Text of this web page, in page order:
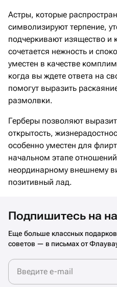
Астры, которые
символизируют терпение,
подчеркивают изящество и
сочетается нежность и
уместен в качестве
когда вы ждете ответа на
помогут выразить
размолвки.
Герберы позволяют
открытость,
особенно уместен для
начальном этапе
неординарному внешнему
позитивный лад.
Подпишитесь на
Еще больше классных
советов — в письмах от
Введите e-mail